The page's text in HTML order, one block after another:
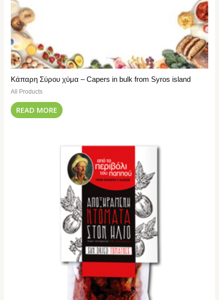
Κάπαρη Σύρου χύμα – Capers in bulk from Syros island
All Products
READ MORE